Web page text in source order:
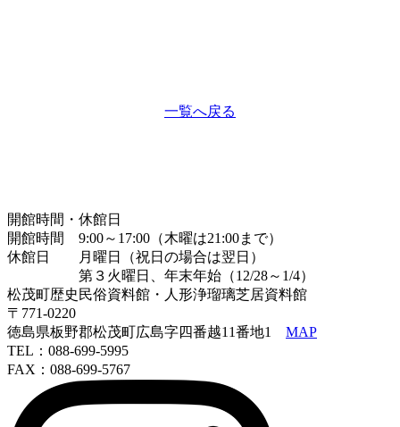
一覧へ戻る
開館時間・休館日
開館時間 9:00～17:00（木曜は21:00まで）
休館日 月曜日（祝日の場合は翌日）
第３火曜日、年末年始（12/28～1/4）
松茂町歴史民俗資料館・人形浄瑠璃芝居資料館
〒771-0220
徳島県板野郡松茂町広島字四番越11番地1 MAP
TEL：088-699-5995
FAX：088-699-5767